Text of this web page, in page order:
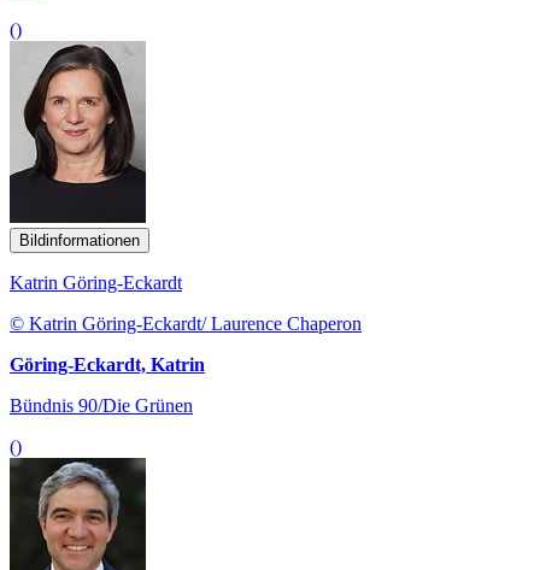
()
Bildinformationen
Katrin Göring-Eckardt
© Katrin Göring-Eckardt/ Laurence Chaperon
Göring-Eckardt, Katrin
Bündnis 90/Die Grünen
()